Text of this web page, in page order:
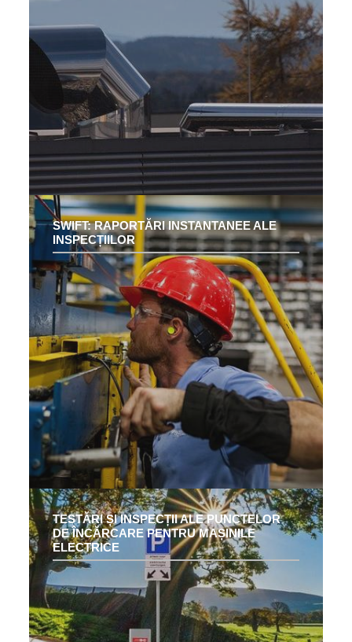
SWIFT: RAPORTĂRI INSTANTANEE ALE
INSPECȚIILOR
TESTĂRI ȘI INSPECȚII ALE PUNCTELOR
DE ÎNCĂRCARE PENTRU MAȘINILE
ELECTRICE